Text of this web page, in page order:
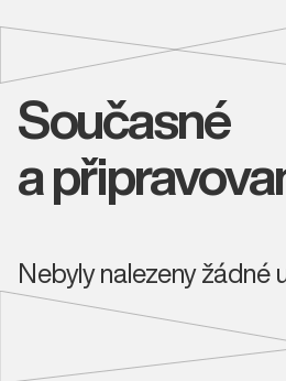
Současné
a
Nebyly nalezeny žádné